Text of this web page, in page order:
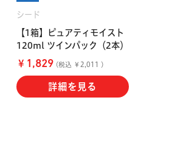
定期便
ケア用品
アイレ
ご利用案内
当社について
シード
【1箱】ピュアティモイスト
120ml ツインパック（2本）
￥ 1,829(税込 ￥2,011 )
詳細を見る